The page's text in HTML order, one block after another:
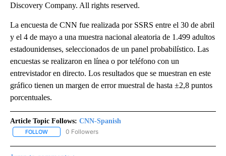
Discovery Company. All rights reserved.
La encuesta de CNN fue realizada por SSRS entre el 30 de abril
y el 4 de mayo a una muestra nacional aleatoria de 1.499 adultos
estadounidenses, seleccionados de un panel probabilístico. Las
encuestas se realizaron en línea o por teléfono con un
entrevistador en directo. Los resultados que se muestran en este
gráfico tienen un margen de error muestral de hasta ±2,8 puntos
porcentuales.
Article Topic Follows: CNN-Spanish
FOLLOW FOLLOW "CNN-SPANISH" TO RECEIVE NOTIFICATIONS ABOUT
0 Followers